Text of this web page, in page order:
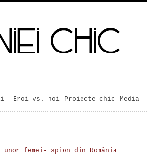
Eroi vs. noi Proiecte chic Media
femei- spion din România